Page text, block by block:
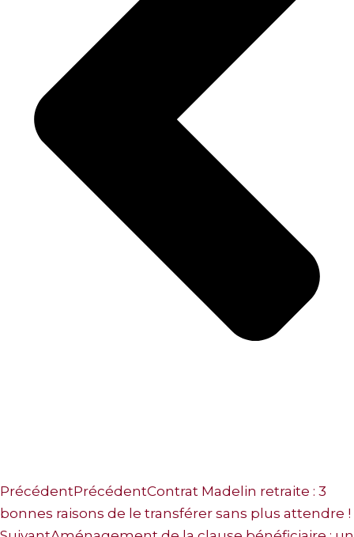
PrécédentPrécédentContrat Madelin retraite : 3
bonnes raisons de le transférer sans plus attendre !